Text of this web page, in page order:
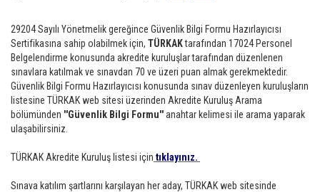
29204 Sayılı Yönetmelik gereğince Güvenlik Bilgi Formu Hazırlayıcısı
Sertifikasına sahip olabilmek için, TÜRKAKtarafından 17024 Personel
Belgelendirme konusunda akredite kuruluşlar tarafından düzenlenen
sınavlara katılmak ve sınavdan 70 ve üzeri puan almak gerekmektedir.
Güvenlik Bilgi Formu Hazırlayıcısı konusunda sınav düzenleyen kuruluşların
listesine TÜRKAK web sitesi üzerinden Akredite Kuruluş Arama
bölümünden ''Güvenlik Bilgi Formu''anahtar kelimesi ile arama yaparak
ulaşabilirsiniz.
TÜRKAK Akredite Kuruluş listesi için tıklayınız.
Sınava katılım şartlarını karşılayan her aday, TÜRKAK web sitesinde